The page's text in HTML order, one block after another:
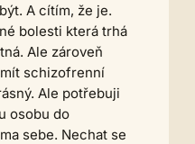
A cítím, že je.
bolesti která trhá
Ale zároveň
schizofrenní
Ale potřebuji
osobu do
sebe. Nechat se